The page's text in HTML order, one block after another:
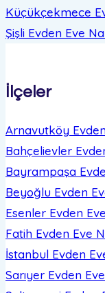
Küçükçekmece
Şişli Evden Eve
İlçeler
Arnavutköy
Bahçelievler
Bayrampaşa
Beyoğlu Evden
Esenler Evden
Fatih Evden Eve
İstanbul Evden
Sarıyer Evden